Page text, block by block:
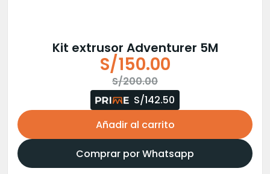
Kit extrusor Adventurer 5M
S/200.00
original
era:
S/200.00.
S/150.00
actual
es:
S/150.00.
S/142.50
Añadir al carrito
Comprar por Whatsapp